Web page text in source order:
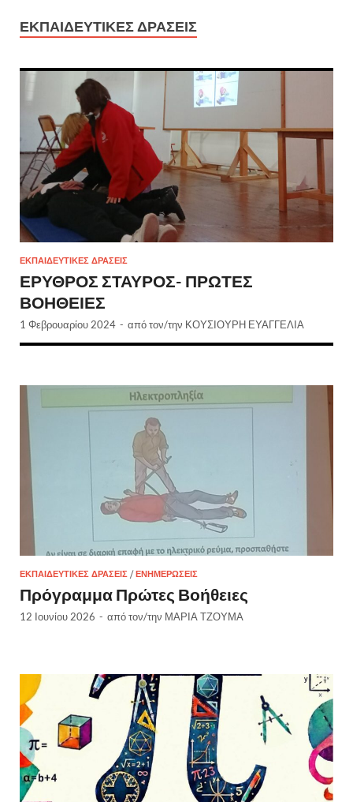
ΕΚΠΑΙΔΕΥΤΙΚΈΣ ΔΡΆΣΕΙΣ
ΕΚΠΑΙΔΕΥΤΙΚΈΣ ΔΡΆΣΕΙΣ
ΕΡΥΘΡΟΣ ΣΤΑΥΡΟΣ- ΠΡΩΤΕΣ
ΒΟΗΘΕΙΕΣ
1 Φεβρουαρίου 2024 - από τον/την ΚΟΥΣΙΟΥΡΗ ΕΥΑΓΓΕΛΙΑ
ΕΚΠΑΙΔΕΥΤΙΚΈΣ ΔΡΆΣΕΙΣ /ΕΝΗΜΕΡΏΣΕΙΣ
Πρόγραμμα Πρώτες Βοήθειες
12 Ιουνίου 2026 - από τον/την ΜΑΡΙΑ ΤΖΟΥΜΑ